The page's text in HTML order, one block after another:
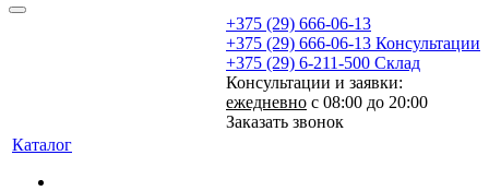
+375 (29) 666-06-13
+375 (29) 666-06-13 Консультации
+375 (29) 6-211-500 Склад
Консультации и заявки:
ежедневно с 08:00 до 20:00
Заказать звонок
Каталог